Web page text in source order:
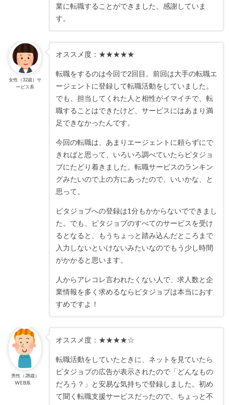
業に転職することができました。感謝していま
す。
女性（32歳）サ
ービス系
オススメ度：★★★★★
転職をするのは今回で2回目。前回は大手の転職エ
ージェントに登録して転職活動をしていました。
でも、担当してくれた人と相性がイマイチで、転
職することはできたけど、サービスにはあまり満
足できなかったんです。
今回の転職は、あまりエージェントに頼らずにで
きればと思って、いろいろ調べていたらピタジョ
ブにたどり着きました。転職サービスのランキン
グみたいので上の方にあったので、いいかな、と
思って。
ピタジョブへの登録は1分もかからないでできまし
た。でも、ピタジョブのすべてのサービスを受け
るとなると、もうちょっと踏み込んだところまで
入力しないといけないみたいなのでもう少し時間
がかかると思います。
人からアレコレ言われたくない人で、求人数と企
業情報を多く求めるならピタジョブは本当におす
すめですよ！
男性（28歳）
WEB系
オススメ度：★★★★☆
転職活動をしていたときに、ネットを見ていたら
ピタジョブの広告が表示されたので「どんなもの
だろう？」と安易な気持ちで登録しました。初め
て聞く転職支援サービスだったので、ちょっと不